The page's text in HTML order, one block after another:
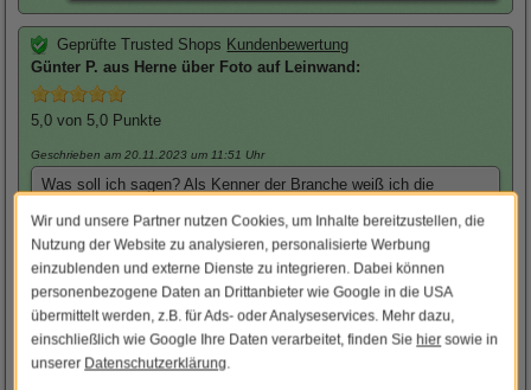
Geprüfte Trusted Shops Kundenbewertung
Günter P. aus Herne über Foto auf Leinwand :
5,0 von 5,0 Punkte
Geschrieben am 20.11.2023 um 11:51 Uhr
Was soll ich sagen? Als Kenner der Branche weiß ich die
und Preis passen. Persönliche Ansprechpartner ohne Call Center
und alles zum guten Preis. Ich habe keinen Vorteil durch diese
Bewertung - ich bin einfach nur zufrieden
Posterlia Team:Lieben Dank für die positive Bewertung.
Wir und unsere Partner nutzen Cookies, um Inhalte bereitzustellen, die
Nutzung der Website zu analysieren, personalisierte Werbung
einzublenden und externe Dienste zu integrieren. Dabei können
personenbezogene Daten an Drittanbieter wie Google in die USA
übermittelt werden, z.B. für Ads- oder Analyseservices. Mehr dazu,
einschließlich wie Google Ihre Daten verarbeitet, finden Sie hier sowie in
unserer Datenschutzerklärung.